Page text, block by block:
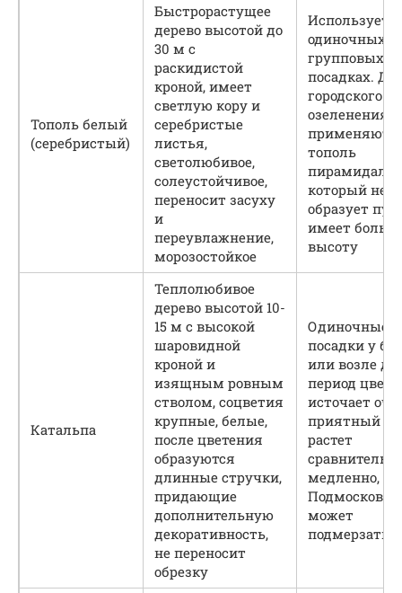
Тополь белый
(серебристый)
Быстрорастущее
дерево высотой до
30 м с
раскидистой
кроной, имеет
светлую кору и
серебристые
листья,
светолюбивое,
солеустойчивое,
переносит засуху
и
переувлажнение,
морозостойкое
одиночных
групповых
посадках.
городского
озеленения
применяют
тополь
который не
образует
имеет
высоту
Катальпа
Теплолюбивое
дерево высотой 10-
15 м с высокой
шаровидной
кроной и
изящным ровным
стволом, соцветия
крупные, белые,
после цветения
образуются
длинные стручки,
придающие
дополнительную
декоративность,
не переносит
обрезку
Одиночные
посадки у
или возле
период
источает
приятный
растет
медленно, в
Подмосковье
может
подмерзать